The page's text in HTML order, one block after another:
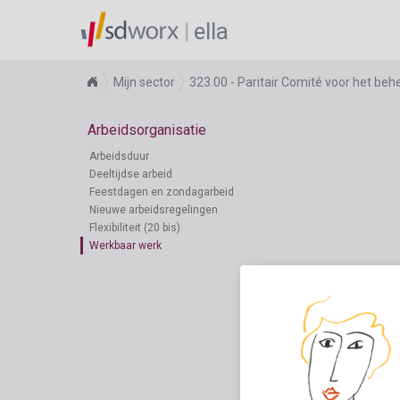
ella
Mijn sector 323.00 - Paritair Comité voor het
Arbeidsorganisatie
Arbeidsduur
Deeltijdse arbeid
Feestdagen en zondagarbeid
Nieuwe arbeidsregelingen
Flexibiliteit (20 bis)
Werkbaar werk